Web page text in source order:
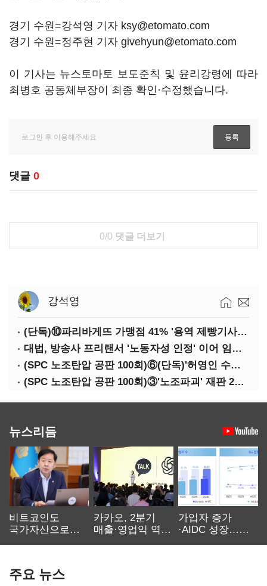
경기 수원=강석영 기자 ksy@etomato.com
경기 수원=정주현 기자 givehyun@etomato.com
이 기사는 뉴스토마토 보도준칙 및 윤리강령에 따라
최병호 공동체부장이 최종 확인·수정했습니다.
댓글 0
0/0 댓글 더보기
강석영
(단독)⑩파리바게뜨 가맹점 41% '용역 제빵기사 없어'…고용불안 속 브랜드가치도 '흔들'
대법, 방송사 프리랜서 '노동자성 인정' 이어 임금차별 '제동'
(SPC 노조탄압 공판 100회)⑥(단독)'허영인 수사기밀 유출' 임원, 출소하자 '억대 연봉' 고문으로
(SPC 노조탄압 공판 100회)③'노조파괴' 재판 2년 만의 증언…파리바게뜨 지회장 "허영인에 엄벌을"
뉴스리듬
비트코인도
국가자산으로…'
카카오, 2분기
매출·영업익 역대
가입자 증가
·AIDC 성장…
주요 뉴스